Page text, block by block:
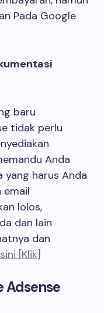
Pada Google
baru
tidak perlu
Anda
yang harus Anda
email
lolos,
dan lain
dan
[Klik]
Adsense